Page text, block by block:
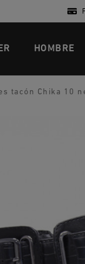
HOMBRE
tacón Chika 10